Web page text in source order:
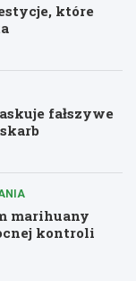
które
fałszywe
marihuany
kontroli